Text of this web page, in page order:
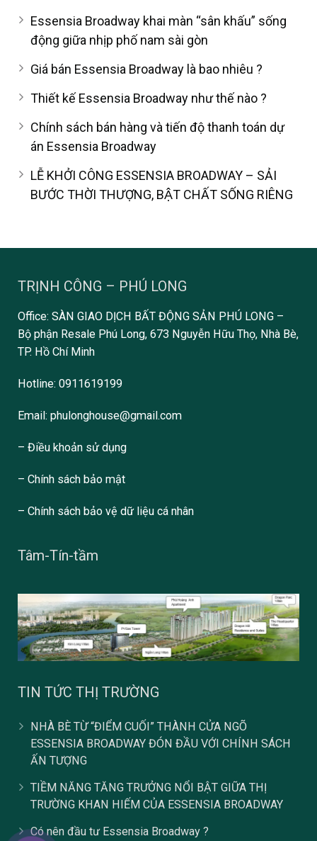
Essensia Broadway khai màn “sân khấu” sống
động giữa nhịp phố nam sài gòn
Giá bán Essensia Broadway là bao nhiêu ?
Thiết kế Essensia Broadway như thế nào ?
Chính sách bán hàng và tiến độ thanh toán dự
án Essensia Broadway
LỄ KHỞI CÔNG ESSENSIA BROADWAY – SẢI
BƯỚC THỜI THƯỢNG, BẬT CHẤT SỐNG RIÊNG
TRỊNH CÔNG – PHÚ LONG
Office: SÀN GIAO DỊCH BẤT ĐỘNG SẢN PHÚ LONG –
Bộ phận Resale Phú Long, 673 Nguyễn Hữu Thọ, Nhà Bè,
TP. Hồ Chí Minh
Hotline: 0911619199
Email: phulonghouse@gmail.com
– Điều khoản sử dụng
– Chính sách bảo mật
– Chính sách bảo vệ dữ liệu cá nhân
Tâm-Tín-tầm
TIN TỨC THỊ TRƯỜNG
NHÀ BÈ TỪ “ĐIỂM CUỐI” THÀNH CỬA NGÕ
ESSENSIA BROADWAY ĐÓN ĐẦU VỚI CHÍNH SÁCH
ẤN TƯỢNG
TIỀM NĂNG TĂNG TRƯỞNG NỔI BẬT GIỮA THỊ
TRƯỜNG KHAN HIẾM CỦA ESSENSIA BROADWAY
Có nên đầu tư Essensia Broadway ?